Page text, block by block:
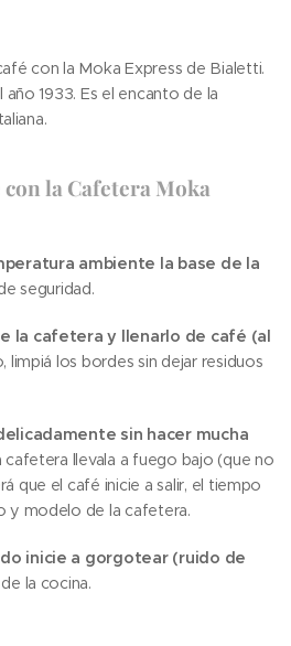
con la Moka Express de Bialetti.
1933. Es el encanto de la
la Cafetera Moka
ambiente la base de la
seguridad.
la cafetera y llenarlo de café (al
limpiá los bordes sin dejar residuos
sin hacer mucha
cafetera llevala a fuego bajo (que no
que el café inicie a salir, el tiempo
y modelo de la cafetera.
inicie a gorgotear (ruido de
la cocina.